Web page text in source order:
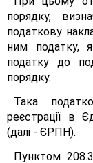
порядку,
податкову
ним податку,
податку до
порядку.
Така
реєстрації в
(далі - ЄРПН).
Пунктом